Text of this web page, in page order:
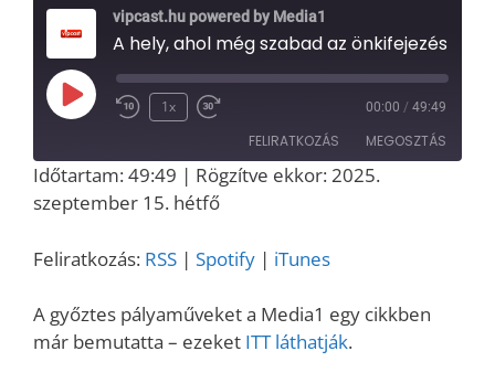
vipcast.hu powered by Media1
Play
1x 00:00 / 49:49
FELIRATKOZÁS MEGOSZTÁS
RSS
MEGOSZT
ÁS
LINK
Időtartam: 49:49 | Rögzítve ekkor: 2025.
szeptember 15. hétfő
Feliratkozás: RSS | Spotify | iTunes
A győztes pályaműveket a Media1 egy cikkben
már bemutatta – ezeket ITT láthatják.